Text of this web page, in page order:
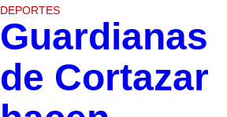
DEPORTES
Guardianas
de Cortazar